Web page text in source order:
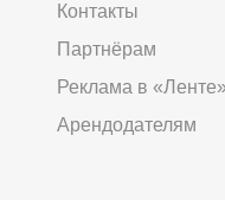
Контакты
Партнёрам
Реклама в «Ленте»
Арендодателям